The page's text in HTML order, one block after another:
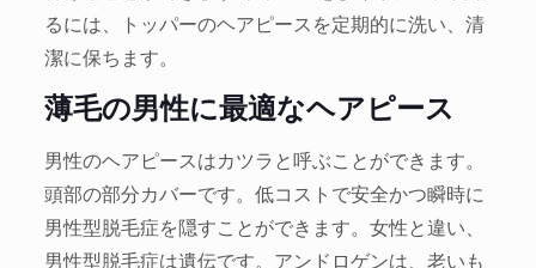
るには、トッパーのヘアピースを定期的に洗い、清
潔に保ちます。
薄毛の男性に最適なヘアピース
男性のヘアピースはカツラと呼ぶことができます。
頭部の部分カバーです。低コストで安全かつ瞬時に
男性型脱毛症を隠すことができます。女性と違い、
男性型脱毛症は遺伝です。アンドロゲンは、老いも